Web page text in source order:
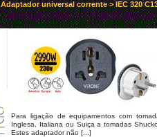
Adaptador universal corrente > IEC 320
Para ligação de equipamentos com
Inglesa, Italiana ou Suiça a tomadas
Estes adaptador não [...]